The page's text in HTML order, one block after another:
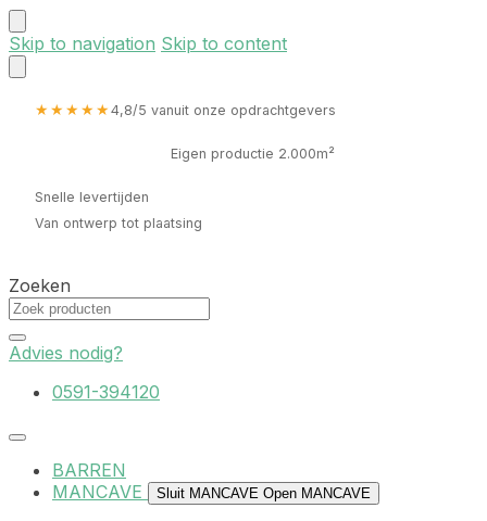
Skip to navigation Skip to content
★★★★★4,8/5 vanuit onze opdrachtgevers
Eigen productie 2.000m²
Snelle levertijden
Van ontwerp tot plaatsing
Zoeken
Advies nodig?
0591-394120
BARREN
MANCAVE
Sluit MANCAVE Open MANCAVE